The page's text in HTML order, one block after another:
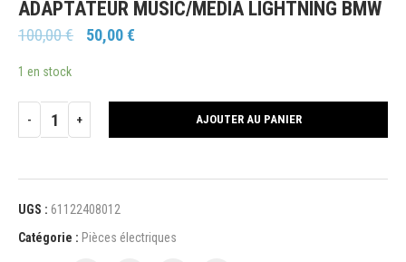
ADAPTATEUR MUSIC/MEDIA LIGHTNING BMW
100,00€ 50,00€
1 en stock
AJOUTER AU PANIER
UGS : 61122408012
Catégorie : Pièces électriques